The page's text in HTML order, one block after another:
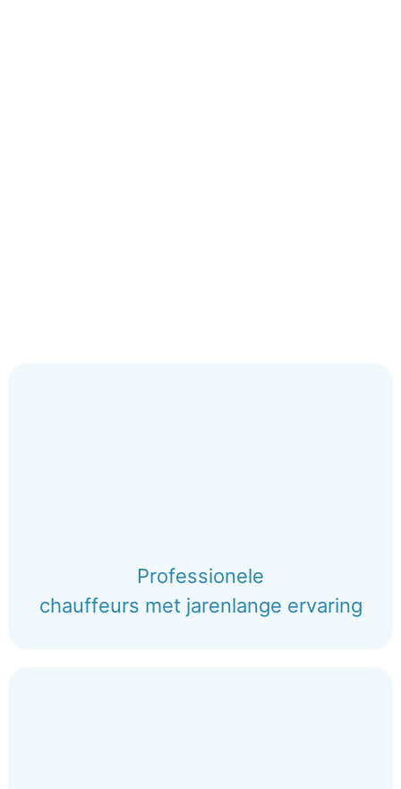
Professionele
chauffeurs met jarenlange ervaring